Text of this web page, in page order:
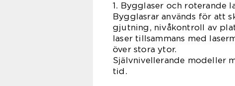
1. Bygglaser och roterande
Bygglasrar används för att
gjutning, nivåkontroll av
laser tillsammans med
över stora ytor.
Självnivellerande modeller
tid.